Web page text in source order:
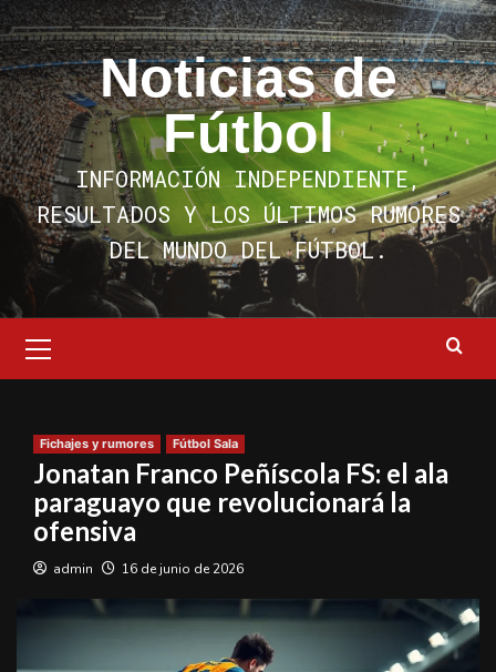
Saltar
al
contenido
Noticias de
Fútbol
INFORMACIÓN INDEPENDIENTE,
RESULTADOS Y LOS ÚLTIMOS RUMORES
DEL MUNDO DEL FÚTBOL.
primario
Fichajes y rumores Fútbol Sala
Jonatan Franco Peñíscola FS: el ala
paraguayo que revolucionará la
ofensiva
admin 16 de junio de 2026